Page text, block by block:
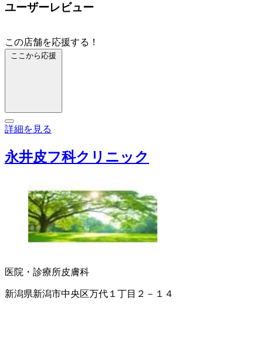
ユーザーレビュー
この店舗を応援する！
ここから応援
詳細を見る
永井皮フ科クリニック
医院・診療所皮膚科
新潟県新潟市中央区万代１丁目２－１４